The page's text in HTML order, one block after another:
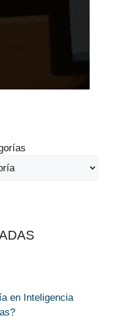
en Inteligencia